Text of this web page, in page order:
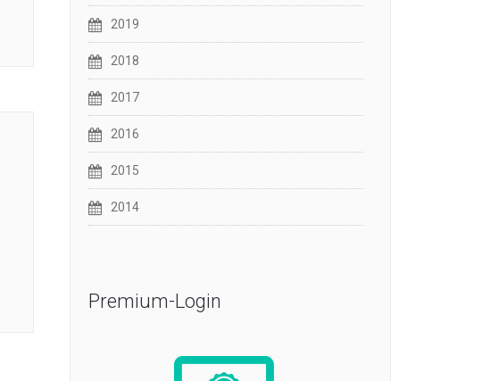
2019
2018
2017
2016
2015
2014
Premium-Login